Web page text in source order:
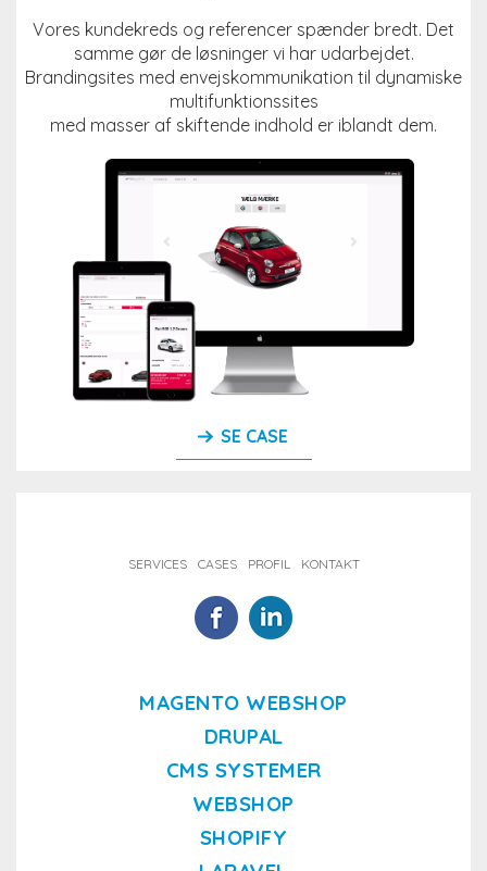
Vores kundekreds og referencer spænder bredt. Det
samme gør de løsninger vi har udarbejdet.
Brandingsites med envejskommunikation til dynamiske
multifunktionssites
med masser af skiftende indhold er iblandt dem.
SE CASE
SERVICES CASES PROFIL KONTAKT
MAGENTO WEBSHOP
DRUPAL
CMS SYSTEMER
WEBSHOP
SHOPIFY